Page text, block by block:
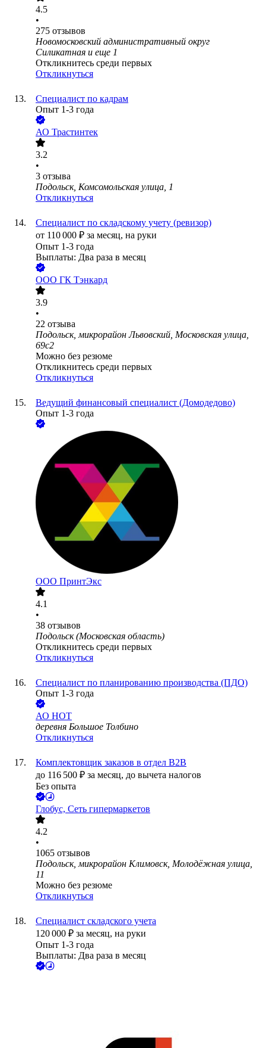
4.5
•
275 отзывов
Новомосковский административный округ
Силикатная и еще 1
Откликнитесь среди первых
Откликнуться
Специалист по кадрам
Опыт 1-3 года
АО Трастинтек
3.2
•
3 отзыва
Подольск, Комсомольская улица, 1
Откликнуться
Специалист по складскому учету (ревизор)
от 110 000 ₽ за месяц, на руки
Опыт 1-3 года
Выплаты: Два раза в месяц
ООО ГК Тэнкард
3.9
•
22 отзыва
Подольск, микрорайон Львовский, Московская улица,
69с2
Можно без резюме
Откликнитесь среди первых
Откликнуться
Ведущий финансовый специалист (Домодедово)
Опыт 1-3 года
ООО ПринтЭкс
4.1
•
38 отзывов
Подольск (Московская область)
Откликнитесь среди первых
Откликнуться
Специалист по планированию производства (ПДО)
Опыт 1-3 года
АО НОТ
деревня Большое Толбино
Откликнуться
Комплектовщик заказов в отдел В2В
до 116 500 ₽ за месяц, до вычета налогов
Без опыта
Глобус, Сеть гипермаркетов
4.2
•
1065 отзывов
Подольск, микрорайон Климовск, Молодёжная улица,
11
Можно без резюме
Откликнуться
Специалист складского учета
120 000 ₽ за месяц, на руки
Опыт 1-3 года
Выплаты: Два раза в месяц